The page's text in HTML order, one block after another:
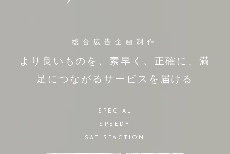
総合広告企画制作
より良いものを、素早く、正確に、 満
足につながるサービスを届ける
SPECIAL
SPEEDY
SATISFACTION